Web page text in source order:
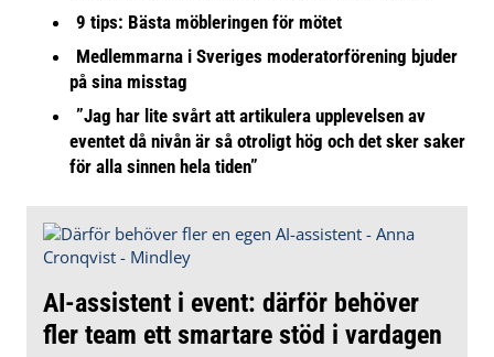
9 tips: Bästa möbleringen för mötet
Medlemmarna i Sveriges moderatorförening bjuder
på sina misstag
”Jag har lite svårt att artikulera upplevelsen av
eventet då nivån är så otroligt hög och det sker saker
för alla sinnen hela tiden”
AI-assistent i event: därför behöver
fler team ett smartare stöd i vardagen